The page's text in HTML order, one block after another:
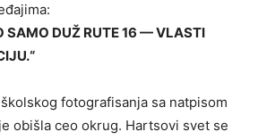
SAMO DUŽ RUTE 16 — VLASTI
fotografisanja sa natpisom
obišla ceo okrug. Hartsovi svet se